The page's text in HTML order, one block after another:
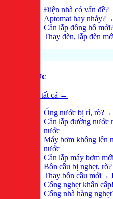
Điện nhà có vấn đề?
Aptomat hay nhảy?→
Cần lắp đồng hồ
Thay đèn, lắp đèn
Nước
Xem tất cả →
Ống nước bị rỉ, rò?→
Cần lắp đường nước
nước
Máy bơm không lên
nước
Cần lắp máy bơm
Bồn cầu bị nghẹt, rò?
Thay bồn cầu mới →
Cống nghẹt khẩn cấp!
Cống nhà hàng